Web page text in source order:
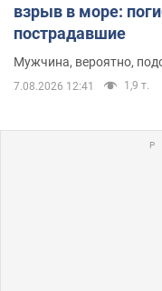
взрыв в море:
пострадавшие
Мужчина, вероятно,
7.08.2026 12:41 1,9 т.